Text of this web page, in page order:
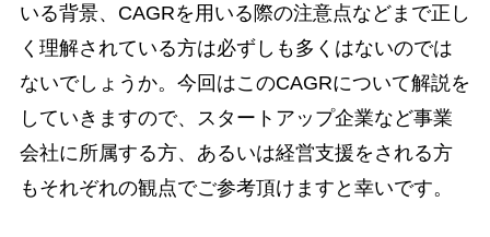
いる背景、CAGRを用いる際の注意点などまで正し
く理解されている方は必ずしも多くはないのでは
ないでしょうか。今回はこのCAGRについて解説を
していきますので、スタートアップ企業など事業
会社に所属する方、あるいは経営支援をされる方
もそれぞれの観点でご参考頂けますと幸いです。